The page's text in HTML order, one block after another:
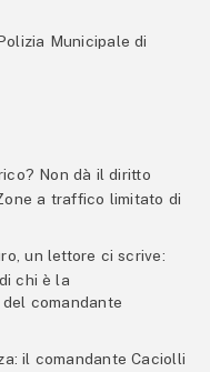
Municipale di
Non dà il diritto
a traffico limitato di
un lettore ci scrive:
chi è la
comandante
il comandante Caciolli